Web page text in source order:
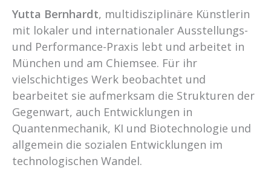
Yutta Bernhardt, multidisziplinäre Künstlerin
mit lokaler und internationaler Ausstellungs-
und Performance-Praxis lebt und arbeitet in
München und am Chiemsee. Für ihr
vielschichtiges Werk beobachtet und
bearbeitet sie aufmerksam die Strukturen der
Gegenwart, auch Entwicklungen in
Quantenmechanik, KI und Biotechnologie und
allgemein die sozialen Entwicklungen im
technologischen Wandel.